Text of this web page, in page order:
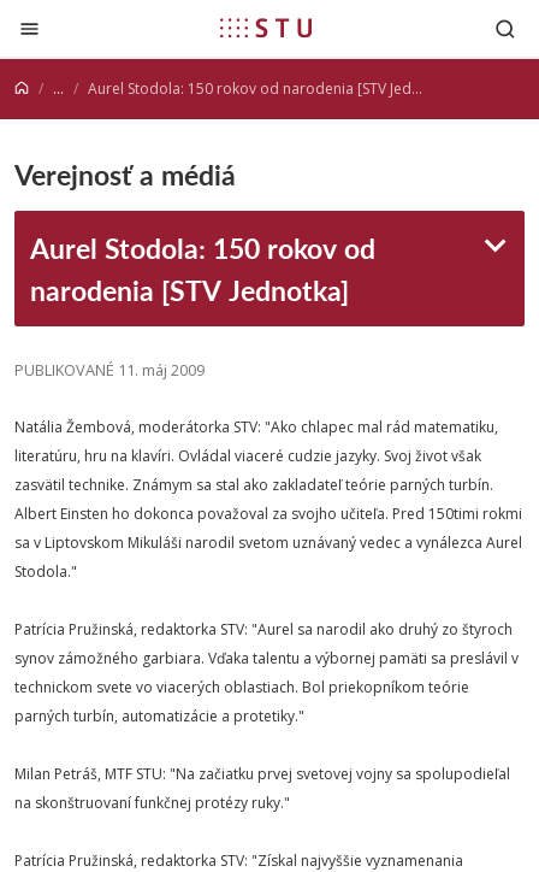
Prejsť na obsah
... Aurel Stodola: 150 rokov od narodenia [STV Jednotka]
Verejnosť a médiá
Aurel Stodola: 150 rokov od
narodenia [STV Jednotka]
PUBLIKOVANÉ 11. máj 2009
Natália Žembová, moderátorka STV: "Ako chlapec mal rád matematiku,
literatúru, hru na klavíri. Ovládal viaceré cudzie jazyky. Svoj život však
zasvätil technike. Známym sa stal ako zakladateľ teórie parných turbín.
Albert Einsten ho dokonca považoval za svojho učiteľa. Pred 150timi rokmi
sa v Liptovskom Mikuláši narodil svetom uznávaný vedec a vynálezca Aurel
Stodola."
Patrícia Pružinská, redaktorka STV: "Aurel sa narodil ako druhý zo štyroch
synov zámožného garbiara. Vďaka talentu a výbornej pamäti sa preslávil v
technickom svete vo viacerých oblastiach. Bol priekopníkom teórie
parných turbín, automatizácie a protetiky."
Milan Petráš, MTF STU: "Na začiatku prvej svetovej vojny sa spolupodieľal
na skonštruovaní funkčnej protézy ruky."
Patrícia Pružinská, redaktorka STV: "Získal najvyššie vyznamenania